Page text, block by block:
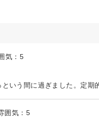
気：5
いう間に過ぎました。定期
囲気：5